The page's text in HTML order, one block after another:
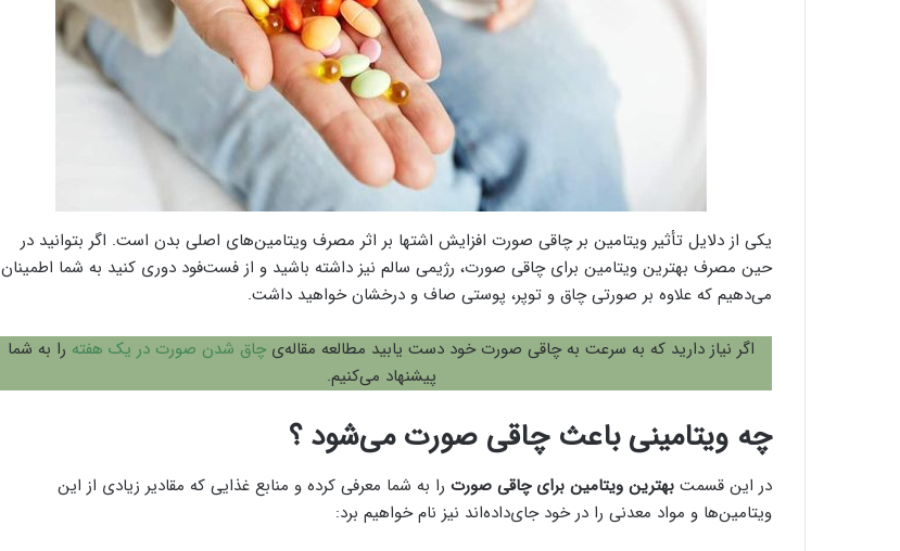
یکی از دلایل تأثیر ویتامین بر چاقی صورت افزایش اشتها بر اثر مصرف ویتامین‌های اصلی بدن است. اگر بتوانید در
حین مصرف بهترین ویتامین برای چاقی صورت، رژیمی سالم نیز داشته باشید و از فست‌فود دوری کنید به شما اطمینان
می‌دهیم که علاوه بر صورتی چاق و توپر، پوستی صاف و درخشان خواهید داشت.
اگر نیاز دارید که به سرعت به چاقی صورت خود دست یابید مطالعه مقاله‌ی چاق شدن صورت در یک هفته را به شما
پیشنهاد می‌کنیم.
چه ویتامینی باعث چاقی صورت می‌شود ؟
در این قسمت بهترین ویتامین برای چاقی صورت را به شما معرفی کرده و منابع غذایی که مقادیر زیادی از این
ویتامین‌ها و مواد معدنی را در خود جای‌داده‌اند نیز نام خواهیم برد: